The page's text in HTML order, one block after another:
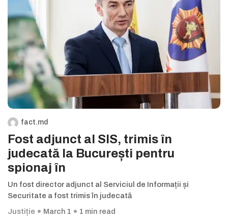
fact.md
Fost adjunct al SIS, trimis în
judecată la București pentru
spionaj în
Un fost director adjunct al Serviciul de Informații și
Securitate a fost trimis în judecată
Justiție
March 1 1 min read